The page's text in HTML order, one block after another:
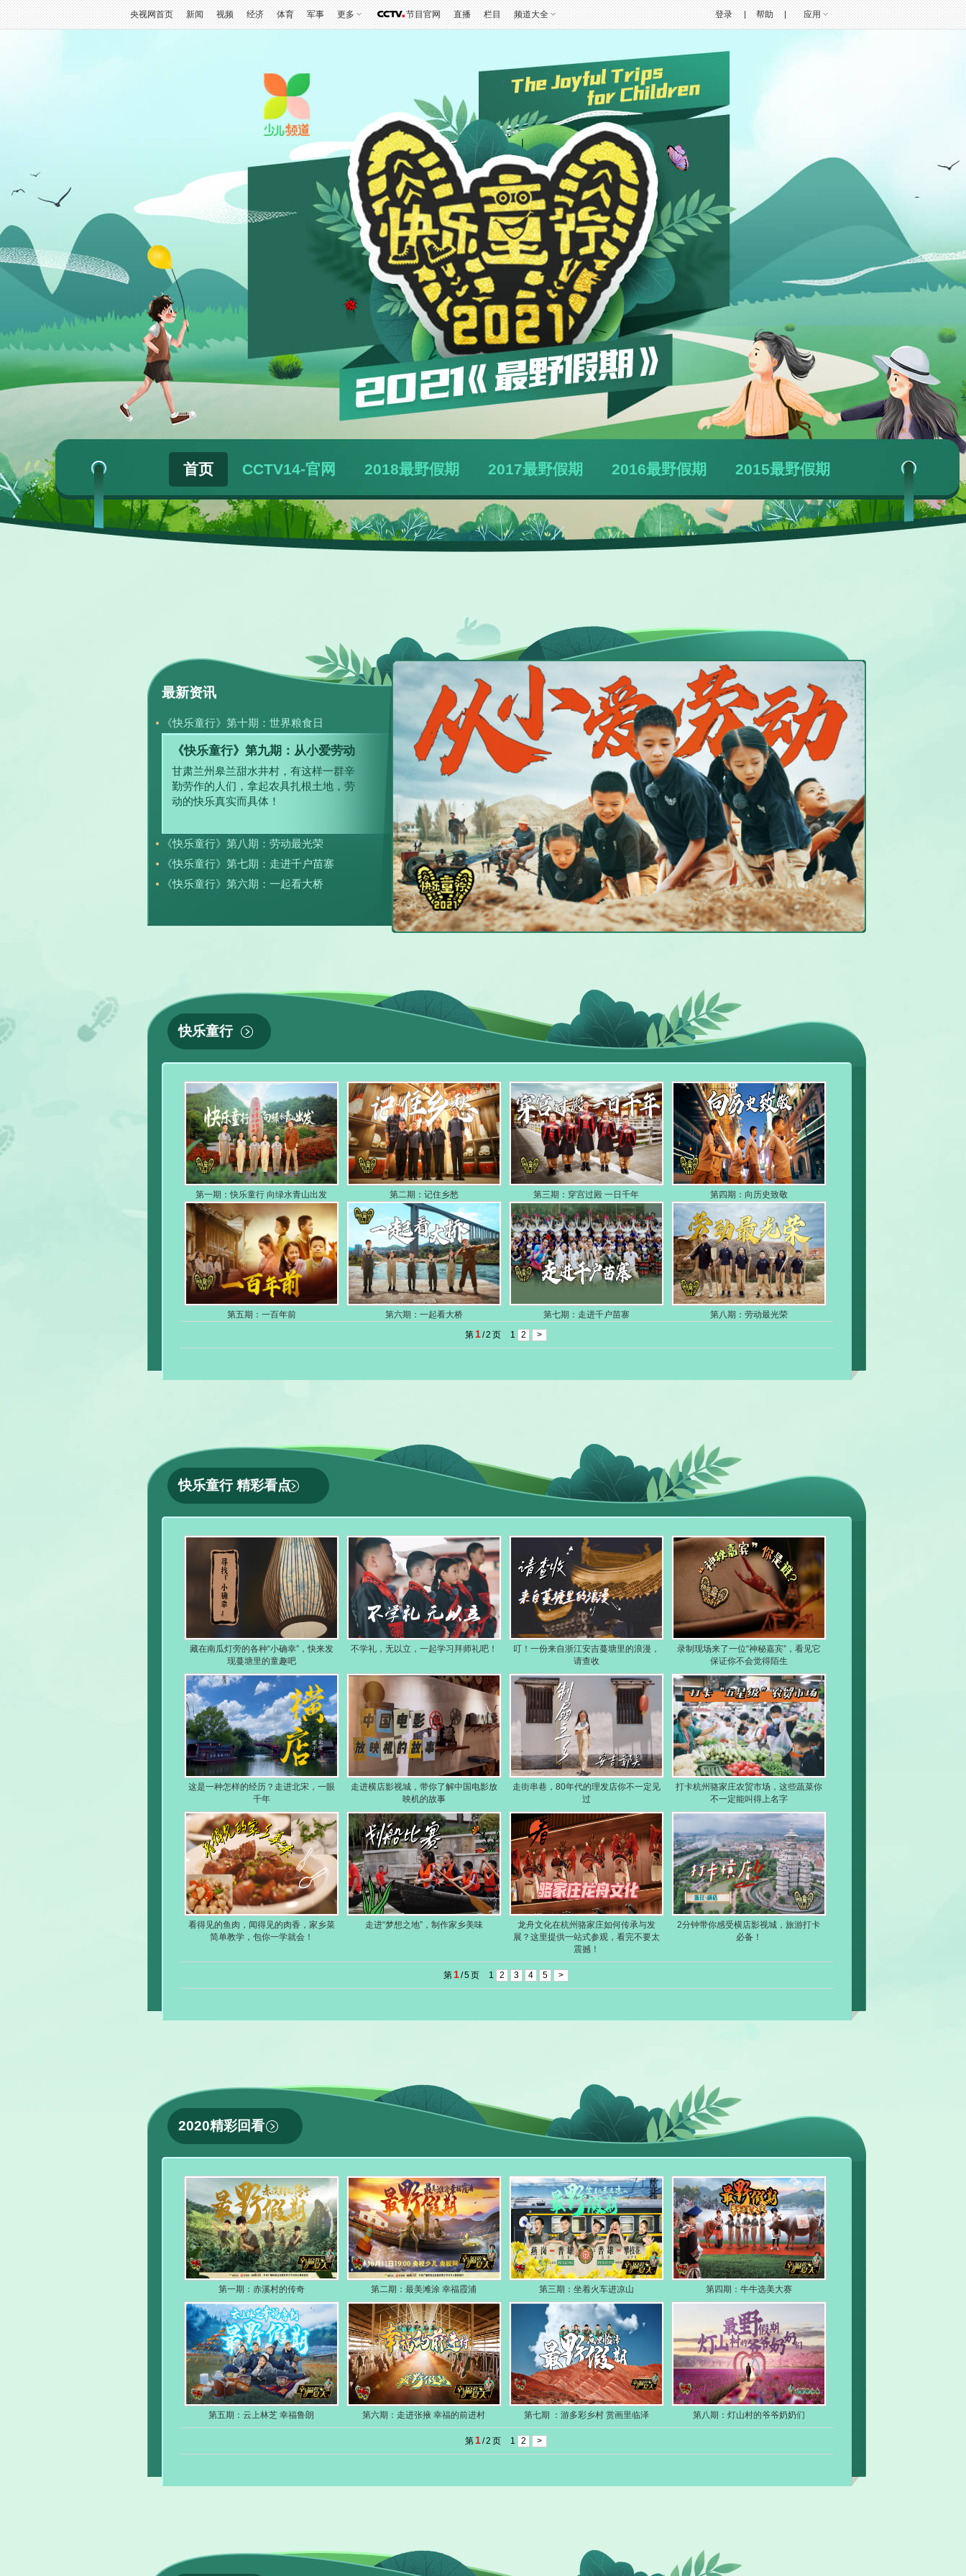
央视网首页 新闻 视频 经济 体育 军事 更多 节目官网 直播 栏目 频道大全 帮助 应用
登录
首页 CCTV14-官网 2018最野假期 2017最野假期 2016最野假期 2015最野假期
最新资讯
《快乐童行》第十期：世界粮食日
《快乐童行》第九期：从小爱劳动
《快乐童行》第八期：劳动最光荣
甜水井村的村民正在田间地头忙碌着，
黄营长和孩子们也准备加入进去，一起
《快乐童行》第七期：走进千户苗寨
《快乐童行》第六期：一起看大桥
快乐童行
第一期：快乐童行 向绿水青山出发 第二期：记住乡愁 第三期：穿宫过殿 一日千年 第四期：向历史致敬
第五期：一百年前 第六期：一起看大桥 第七期：走进千户苗寨
第八期：劳动最光荣
第 1/2 页 1 2 >
快乐童行 精彩看点
藏在南瓜灯旁的各种“小确幸”，快来发
现蔓塘里的童趣吧
不学礼，无以立，一起学习拜师礼吧！
叮！一份来自浙江安吉蔓塘里的浪漫，
请查收
录制现场来了一位“神秘嘉宾”，看见它
保证你不会觉得陌生
这是一种怎样的经历？走进北宋，一眼
千年
走进横店影视城，带你了解中国电影放
映机的故事
走街串巷，80年代的理发店你不一定见
过
打卡杭州骆家庄农贸市场，这些蔬菜你
不一定能叫得上名字
看得见的鱼肉，闻得见的肉香，家乡菜
简单教学，包你一学就会！
走进“梦想之地”，制作家乡美味
龙舟文化在杭州骆家庄如何传承与发
展？这里提供一站式参观，看完不要太
震撼！
2分钟带你感受横店影视城，旅游打卡
必备！
第 1/5页 1 2 3 4 5 >
2020精彩回看
第一期：赤溪村的传奇 第二期：最美滩涂 幸福霞浦 第三期：坐着火车进凉山 第四期：牛牛选美大赛
第五期：云上林芝 幸福鲁朗 第六期：走进张掖 幸福的前进村 第七期 ：游多彩乡村 赏画里临泽 第八期：灯山村的爷爷奶奶们
第 1/2 页 1 2 >